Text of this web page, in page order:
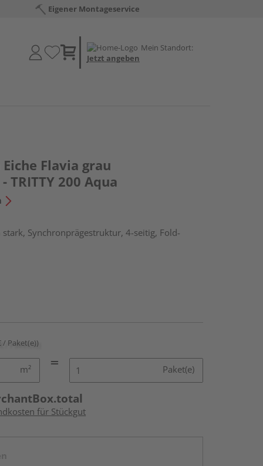
Eigener Montageservice
Mein Standort:
Jetzt angeben
Flavia grau
TRITTY 200 Aqua
Synchronprägestruktur, 4-seitig, Fold-
/ Paket(e))
m² Paket(e)
für Stückgut